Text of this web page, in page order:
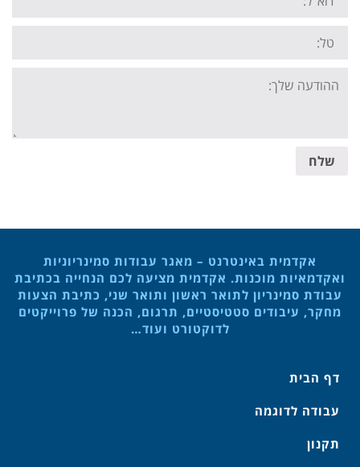
Tel:
Your
message:
שלח
אקדמית באינטרנט – מאגר עבודות סמינריוניות
ואקדמאיות מוכנות. אקדמית מציעה לכם הנחייה בכתיבת
עבודת סמינריון לתואר ראשון ותואר שני, כתיבת הצעות
מחקר, עיבודים סטטיסטיים, תרגום, הכנה של פרוייקטים
לדוקטורט ועוד…
דף הבית
עבודה לדוגמה
תקנון